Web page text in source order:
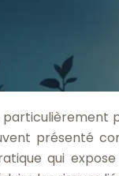
particulièrement
présenté
qui